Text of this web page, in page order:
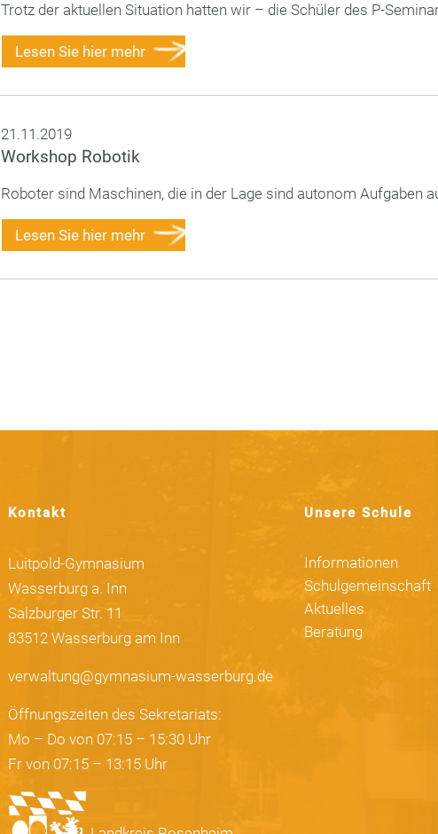
Trotz der aktuellen Situation hatten wir – die Schüler des P-
Lesen Sie hier mehr
21.11.2019
Workshop Robotik
Roboter sind Maschinen, die in der Lage sind autonom Aufgaben
Lesen Sie hier mehr
Kontakt
Luitpold-Gymnasium
Wasserburg a. Inn
Salzburger Str. 11
83512 Wasserburg am Inn
verwaltung@gymnasium-wasserburg.de
Öffnungszeiten des Sekretariats:
Mo – Do von 07:15 – 15:30 Uhr
Fr von 07:15 – 13:15 Uhr
Unsere Schule
Informationen
Schulgemeinschaft
Aktuelles
Beratung